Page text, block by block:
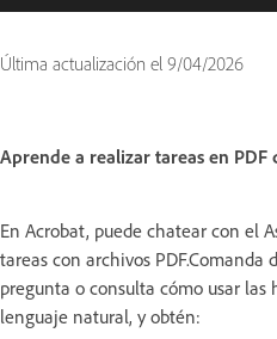
Última actualización el 9/04/2026
Aprende a realizar tareas en
En Acrobat, puede chatear con el
tareas con archivos
pregunta o consulta cómo usar
lenguaje natural, y obtén: